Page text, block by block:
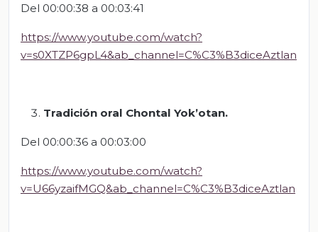
Del 00:00:38 a 00:03:41
https://www.youtube.com/watch?
v=s0XTZP6gpL4&ab_channel=C%C3%B3diceAztlan
Tradición oral Chontal Yok’otan.
Del 00:00:36 a 00:03:00
https://www.youtube.com/watch?
v=U66yzaifMGQ&ab_channel=C%C3%B3diceAztlan